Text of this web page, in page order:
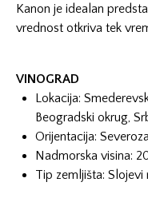
Kanon je idealan
vrednost otkriva tek
VINOGRAD
Lokacija:
Beogradski okrug,
Orijentacija:
Nadmorska visina:
Tip zemljišta: Slojevi